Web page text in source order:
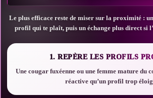
Le plus efficace reste de miser sur la proximité :
profil qui te plaît, puis un échange plus direct si
1. REPÈRE LES PROFILS
Une cougar fuxéenne ou une femme mature du
réactive qu’un profil trop